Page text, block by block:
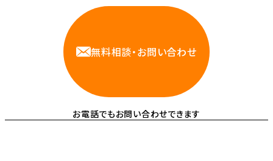
無料相談・お問い合わせ
お電話でもお問い合わせできます